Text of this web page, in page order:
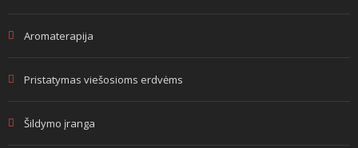
Aromaterapija
Pristatymas viešosioms erdvėms
Šildymo įranga